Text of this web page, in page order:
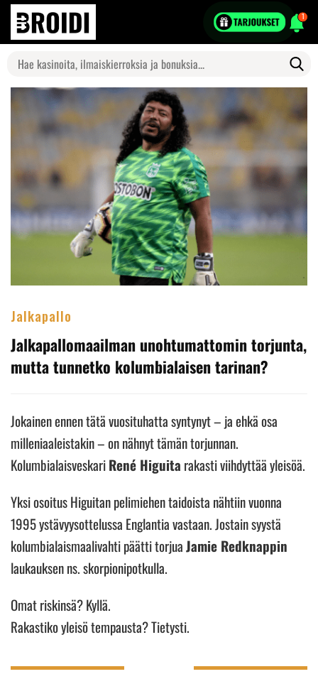
1
Search
for:
Jalkapallo
Jalkapallomaailman unohtumattomin torjunta,
mutta tunnetko kolumbialaisen tarinan?
Jokainen ennen tätä vuosituhatta syntynyt – ja ehkä osa
milleniaaleistakin – on nähnyt tämän torjunnan.
KolumbialaisveskariRené Higuita rakasti viihdyttää yleisöä.
Yksi osoitus Higuitan pelimiehen taidoista nähtiin vuonna
1995 ystävyysottelussa Englantia vastaan. Jostain syystä
kolumbialaismaalivahti päätti torjuaJamie Redknappin
laukauksen ns. skorpionipotkulla.
Omat riskinsä? Kyllä.
Rakastiko yleisö tempausta? Tietysti.